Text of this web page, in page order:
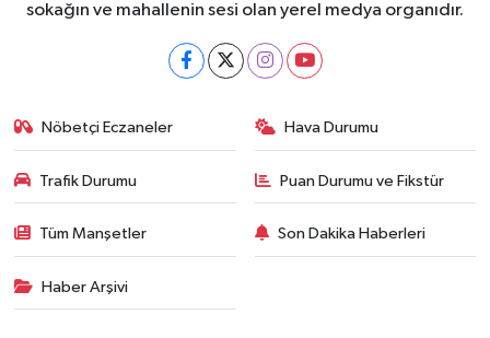
sokağın ve mahallenin sesi olan yerel medya organıdır.
Nöbetçi Eczaneler Hava Durumu
Trafik Durumu Puan Durumu ve Fikstür
Tüm Manşetler Son Dakika Haberleri
Haber Arşivi